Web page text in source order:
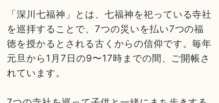
「深川七福神」とは、七福神を祀っている寺社
を巡拝することで、7つの災いを払い7つの福
徳を授かるとされる古くからの信仰です。毎年
元旦から1月7日の9〜17時までの間、ご開帳さ
れています。